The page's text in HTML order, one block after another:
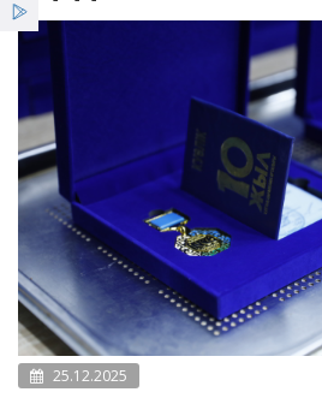
Қызметтер
Жеңілдіктер
Жаңалықтар
25.12.2025